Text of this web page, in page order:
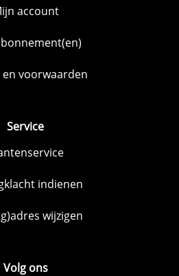
account
en voorwaarden
Service
indienen
wijzigen
Volg ons